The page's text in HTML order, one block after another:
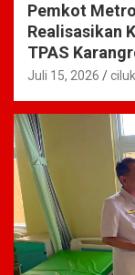
Pemkot
Realisasikan
TPAS
Juli 15, 2026